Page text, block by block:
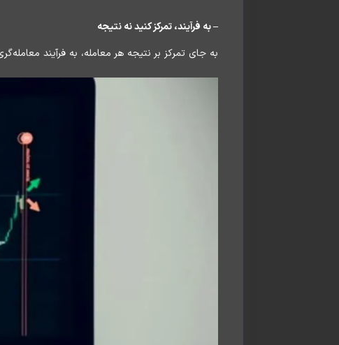
– به فرآیند، تمرکز کنید نه نتیجه
به جای تمرکز بر نتیجه هر معامله، به فرآیند